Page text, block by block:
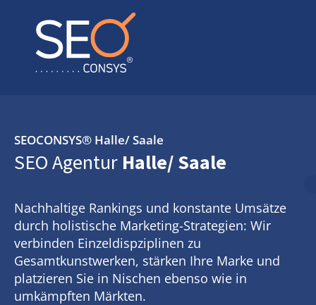
SEOCONSYS® Halle/ Saale
SEO Agentur Halle/ Saale
Nachhaltige Rankings und konstante Umsätze
durch holistische Marketing-Strategien: Wir
verbinden Einzeldispziplinen zu
Gesamtkunstwerken, stärken Ihre Marke und
platzieren Sie in Nischen ebenso wie in
umkämpften Märkten.